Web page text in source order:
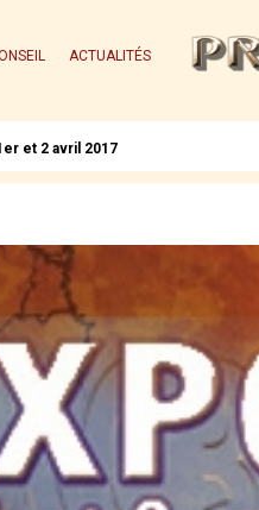
ACTUALITÉS
et 2 avril 2017